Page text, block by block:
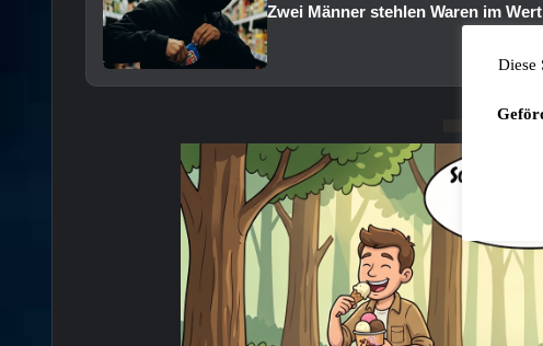
Zwei Männer stehlen Waren im
Diese